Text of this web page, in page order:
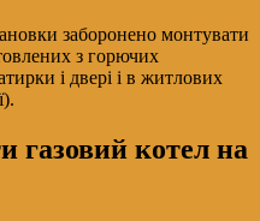
заборонено монтувати
з горючих
і двері і в житлових
газовий котел на